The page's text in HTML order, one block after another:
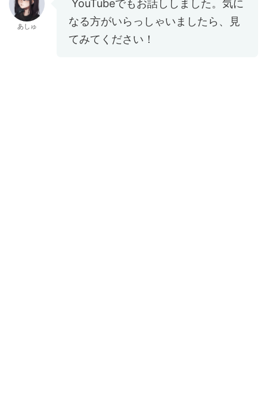
あしゅ
YouTubeでもお話ししました。気に
なる方がいらっしゃいましたら、見
てみてください！